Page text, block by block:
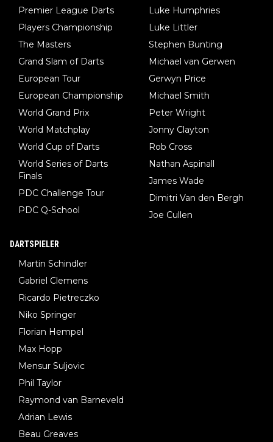
Premier League Darts
Players Championship
The Masters
Grand Slam of Darts
European Tour
European Championship
World Grand Prix
World Matchplay
World Cup of Darts
World Series of Darts
Finals
PDC Challenge Tour
PDC Q-School
Luke Humphries
Luke Littler
Stephen Bunting
Michael van Gerwen
Gerwyn Price
Michael Smith
Peter Wright
Jonny Clayton
Rob Cross
Nathan Aspinall
James Wade
Dimitri Van den Bergh
Joe Cullen
DARTSPIELER
Martin Schindler
Gabriel Clemens
Ricardo Pietreczko
Niko Springer
Florian Hempel
Max Hopp
Mensur Suljovic
Phil Taylor
Raymond van Barneveld
Adrian Lewis
Beau Greaves